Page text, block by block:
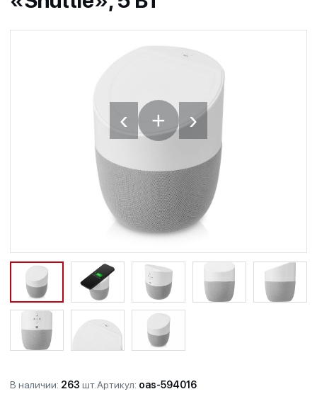
‹ + ›
В наличии: 263 шт.Артикул: oas-594016